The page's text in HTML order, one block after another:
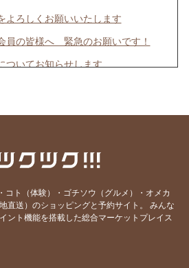
よろしくお願いいたします
員の皆様へ 緊急のお願いです！
ついてお知らせします
せですみません！
タの試作を作りました
んどランチ営業ができず・・・申し
コト（体験）・ゴチソウ（グルメ）・オメカ
直送）のショッピングと予約サイト。
みんな
ント機能を搭載した総合マーケットプレイス